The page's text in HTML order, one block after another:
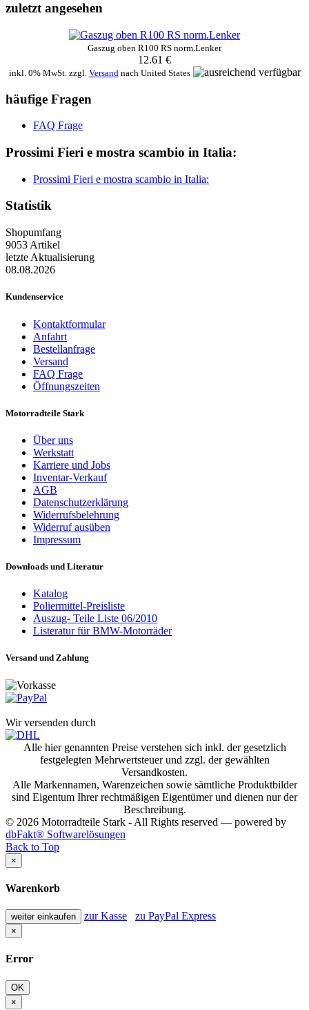
zuletzt angesehen
Gaszug oben R100 RS norm.Lenker
12.61 €
inkl. 0% MwSt. zzgl. Versand nach United States
häufige Fragen
FAQ Frage
Prossimi Fieri e mostra scambio in Italia:
Prossimi Fieri e mostra scambio in Italia:
Statistik
Shopumfang
9053 Artikel
letzte Aktualisierung
08.08.2026
Kundenservice
Kontaktformular
Anfahrt
Bestellanfrage
Versand
FAQ Frage
Öffnungszeiten
Motorradteile Stark
Über uns
Werkstatt
Karriere und Jobs
Inventar-Verkauf
AGB
Datenschutzerklärung
Widerrufsbelehrung
Widerruf ausüben
Impressum
Downloads und Literatur
Katalog
Poliermittel-Preisliste
Auszug- Teile Liste 06/2010
Listeratur für BMW-Motorräder
Versand und Zahlung
Wir versenden durch
Alle hier genannten Preise verstehen sich inkl. der gesetzlich
festgelegten Mehrwertsteuer und zzgl. der gewählten
Versandkosten.
Alle Markennamen, Warenzeichen sowie sämtliche Produktbilder
sind Eigentum Ihrer rechtmäßigen Eigentümer und dienen nur der
Beschreibung.
© 2026 Motorradteile Stark - All Rights reserved — powered by
dbFakt® Softwarelösungen
Back to Top
×
Warenkorb
weiter einkaufen zur Kasse zu PayPal Express
×
Error
OK
×